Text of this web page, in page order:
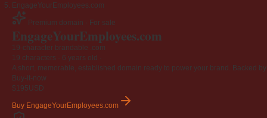
EngageYourEmployees.com
Premium domain · For sale
EngageYourEmployees.com
19-character brandable .com
19 characters · 6 years old
A short, memorable, established domain ready to power your brand. Backed
Buy-it-now
$195USD
Buy EngageYourEmployees.com